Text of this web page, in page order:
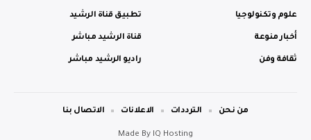
علوم وتكنولوجيا
أخبار منوعة
ثقافة وفن
تطبيق قناة الرشيد
قناة الرشيد مباشر
راديو الرشيد مباشر
Made By IQ Hosting
من نحن الترددات الاعلانات الاتصال بنا